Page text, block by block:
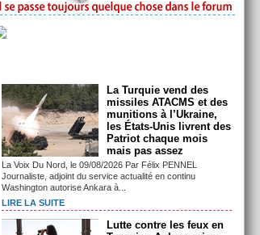
La Turquie vend des
missiles ATACMS et des
munitions à l’Ukraine,
les États-Unis livrent des
Patriot chaque mois
mais pas assez
La Voix Du Nord, le 09/08/2026 Par Félix PENNEL
Journaliste, adjoint du service actualité en continu
Washington autorise Ankara à...
LIRE LA SUITE
Lutte contre les feux en